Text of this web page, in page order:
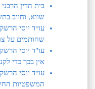
בית הדין
שווא, וחויב
עו״ד יוסי
שחותמים על
עו"ד יוסי
אין בכך כדי
עו״ד יוסי
המשפטיות